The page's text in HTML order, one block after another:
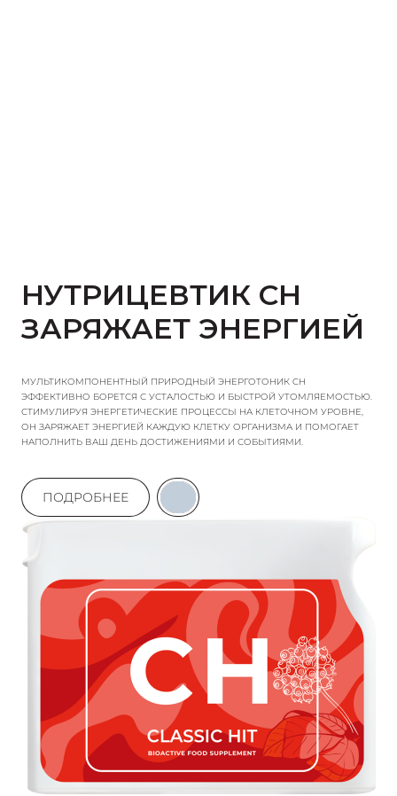
НУТРИЦЕВТИК CH
ЗАРЯЖАЕТ ЭНЕРГИЕЙ
МУЛЬТИКОМПОНЕНТНЫЙ ПРИРОДНЫЙ ЭНЕРГОТОНИК CH
ЭФФЕКТИВНО БОРЕТСЯ С УСТАЛОСТЬЮ И БЫСТРОЙ УТОМЛЯЕМОСТЬЮ.
СТИМУЛИРУЯ ЭНЕРГЕТИЧЕСКИЕ ПРОЦЕССЫ НА КЛЕТОЧНОМ УРОВНЕ,
ОН ЗАРЯЖАЕТ ЭНЕРГИЕЙ КАЖДУЮ КЛЕТКУ ОРГАНИЗМА И ПОМОГАЕТ
НАПОЛНИТЬ ВАШ ДЕНЬ ДОСТИЖЕНИЯМИ И СОБЫТИЯМИ.
ПОДРОБНЕЕ